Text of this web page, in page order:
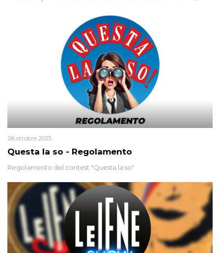
minuscola su una collanina, Monica si proclama innocente. Nel
2015 un’altra donna confessa lo stesso delitto, poi ritratta. Due
colpevoli per un solo omicidio: errore giudiziario o giustizia
Questa la so - Regolamento
28 ottobre 2025
Regolamento del contest "Questa la so"